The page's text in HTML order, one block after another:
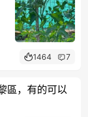
1464 7
區，有的可以